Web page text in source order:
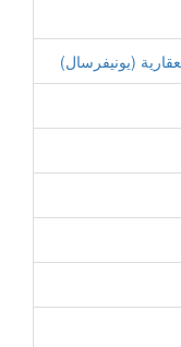
(يونيفرسال)